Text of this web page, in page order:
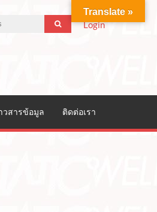
Login
วสารข้อมูล ติดต่อเรา
Translate »